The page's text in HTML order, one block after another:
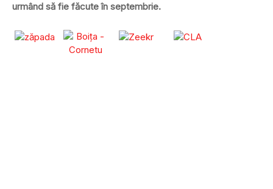
urmând să fie făcute în septembrie.